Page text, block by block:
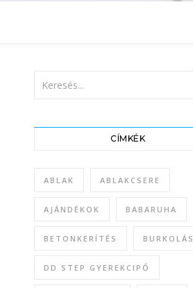
CÍMKÉK
ABLAK ABLAKCSERE
AJÁNDÉKOK BABARUHA
BETONKERÍTÉS BURKOLÁS
DD STEP GYEREKCIPŐ